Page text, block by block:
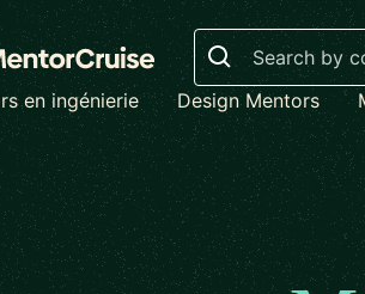
Search
en ingénierie Design Mentors